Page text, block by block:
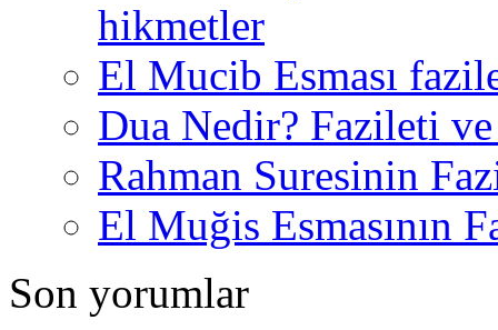
hikmetler
El Mucib Esması
Dua Nedir? Fazileti
Rahman Suresinin
El Muğis Esmasının
Son yorumlar